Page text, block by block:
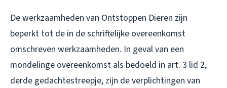
De werkzaamheden van Ontstoppen Dieren zijn
beperkt tot de in de schriftelijke overeenkomst
omschreven werkzaamheden. In geval van een
mondelinge overeenkomst als bedoeld in art. 3 lid 2,
derde gedachtestreepje, zijn de verplichtingen van